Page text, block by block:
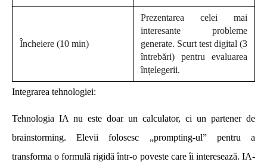
Încheiere (10 min)
Prezentarea celei mai
interesante probleme
generate. Scurt test digital (3
întrebări) pentru evaluarea
înțelegerii.
Integrarea tehnologiei:
Tehnologia IA nu este doar un calculator, ci un partener de
brainstorming. Elevii folosesc „prompting-ul” pentru a
transforma o formulă rigidă într-o poveste care îi interesează. IA-